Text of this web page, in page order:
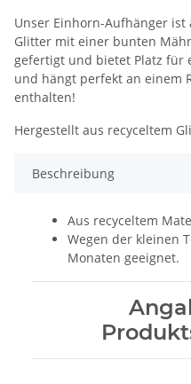
Unser Einhorn-Aufhänger
Glitter mit einer bunten
gefertigt und bietet Platz für
und hängt perfekt an einem
enthalten!
Hergestellt aus recyceltem
Beschreibung
Aus recyceltem
Wegen der kleinen
Monaten geeignet.